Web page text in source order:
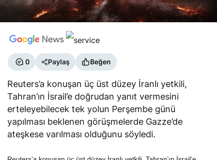
0 Paylaş Beğen
Reuters’a konuşan üç üst düzey İranlı yetkili,
Tahran’ın İsrail’e doğrudan yanıt vermesini
erteleyebilecek tek yolun Perşembe günü
yapılması beklenen görüşmelerde Gazze’de
ateşkese varılması olduğunu söyledi.
Reuters’a konuşan üç üst düzey İranlı yetkili, Tahran’ın İsrail’e